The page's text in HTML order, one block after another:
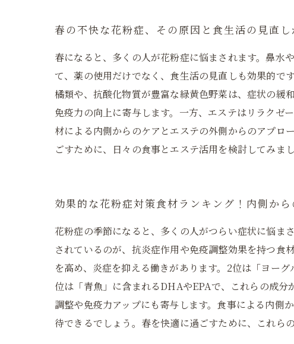
今年の春
春の不快な花粉症、その原因と食生活の見直し
春になると、多くの人が花粉症に悩まされます。鼻水
て、薬の使用だけでなく、食生活の見直しも効果的で
橘類や、抗酸化物質が豊富な緑黄色野菜は、症状の緩
免疫力の向上に寄与します。一方、エステはリラクゼ
材による内側からのケアとエステの外側からのアプロ
ごすために、日々の食事とエステ活用を検討してみまし
効果的な花粉症対策食材ランキング！内側から
花粉症の季節になると、多くの人がつらい症状に悩ま
されているのが、抗炎症作用や免疫調整効果を持つ食
を高め、炎症を抑える働きがあります。2位は「ヨー
位は「青魚」に含まれるDHAやEPAで、これらの成
調整や免疫力アップにも寄与します。食事による内側
待できるでしょう。春を快適に過ごすために、これら